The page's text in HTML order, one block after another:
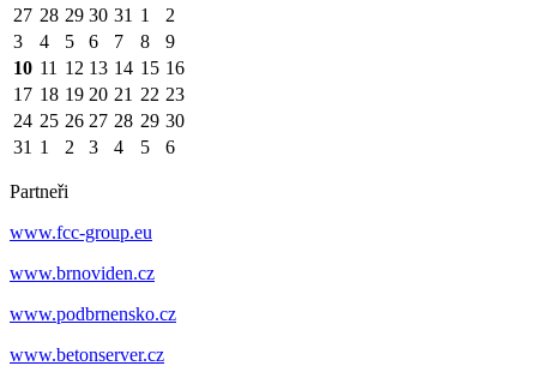
27 28 29 30 31 1
2
3
4 5 6 7 8
9
10 11 12 13 14 15 16
17 18 19 20 21 22 23
24 25 26 27 28 29 30
31 1 2 3 4 5 6
Partneři
www.fcc-group.eu
www.brnoviden.cz
www.podbrnensko.cz
www.betonserver.cz